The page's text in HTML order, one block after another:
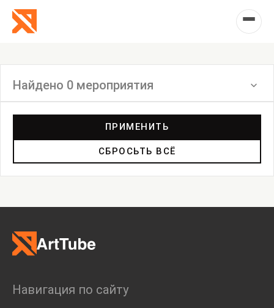
Найдено 0 мероприятия
Дискуссия
Пост-релиз
Пресс-конференция
Ярмарка
ПРИМЕНИТЬ
СБРОСЬТЬ ВСЁ
Навигация по сайту